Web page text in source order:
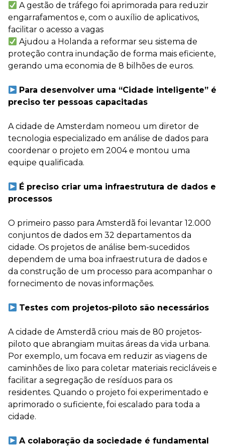
A gestão de tráfego foi aprimorada para reduzir
engarrafamentos e, com o auxílio de aplicativos,
facilitar o acesso a vagas
Ajudou a Holanda a reformar seu sistema de
proteção contra inundação de forma mais eficiente,
gerando uma economia de 8 bilhões de euros.
Para desenvolver uma “Cidade inteligente” é
preciso ter pessoas capacitadas
A cidade de Amsterdam nomeou um diretor de
tecnologia especializado em análise de dados para
coordenar o projeto em 2004 e montou uma
equipe qualificada.
É preciso criar uma infraestrutura de dados e
processos
O primeiro passo para Amsterdã foi levantar 12.000
conjuntos de dados em 32 departamentos da
cidade. Os projetos de análise bem-sucedidos
dependem de uma boa infraestrutura de dados e
da construção de um processo para acompanhar o
fornecimento de novas informações.
Testes com projetos-piloto são necessários
A cidade de Amsterdã criou mais de 80 projetos-
piloto que abrangiam muitas áreas da vida urbana.
Por exemplo, um focava em reduzir as viagens de
caminhões de lixo para coletar materiais recicláveis e
facilitar a segregação de resíduos para os
residentes. Quando o projeto foi experimentado e
aprimorado o suficiente, foi escalado para toda a
cidade.
A colaboração da sociedade é fundamental